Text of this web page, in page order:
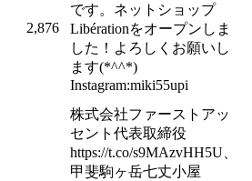
2,876
です。ネットショップ
Libérationをオープンしま
した！よろしくお願いし
ます(*^^*)
Instagram:miki55upi
株式会社ファーストアッ
セント代表取締役
https://t.co/s9MAzvHH5U、
甲斐駒ヶ岳七丈小屋